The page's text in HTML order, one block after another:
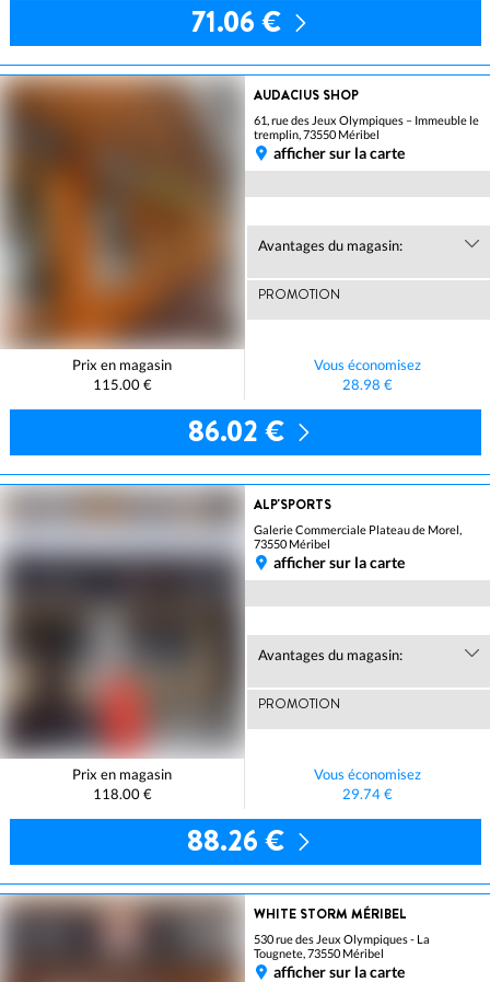
71.06 €
AUDACIUS SHOP
61, rue des Jeux Olympiques – Immeuble le
tremplin, 73550 Méribel
afficher sur la carte
Avantages du magasin:
PROMOTION
Prix en magasin
115.00 €
Vous économisez
28.98 €
86.02 €
ALP'SPORTS
Galerie Commerciale Plateau de Morel,
73550 Méribel
afficher sur la carte
Avantages du magasin:
PROMOTION
Prix en magasin
118.00 €
Vous économisez
29.74 €
88.26 €
WHITE STORM MÉRIBEL
530 rue des Jeux Olympiques - La
Tougnete, 73550 Méribel
afficher sur la carte